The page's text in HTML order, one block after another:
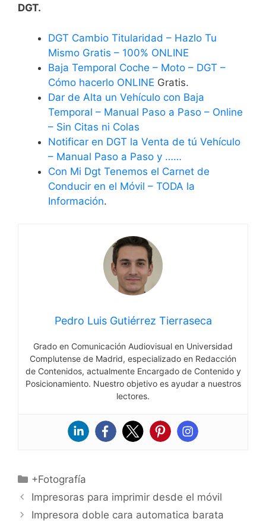
DGT.
DGT Cambio Titularidad – Hazlo Tu
Mismo Gratis – 100% ONLINE
Baja Temporal Coche – Moto – DGT –
Cómo hacerlo ONLINE Gratis.
Dar de Alta un Vehículo con Baja
Temporal – Manual Paso a Paso – Online
– Sin Citas ni Colas
Notificar en DGT la Venta de tú Vehículo
– Manual Paso a Paso y ……
Con Mi Dgt Tenemos el Carnet de
Conducir en el Móvil – TODA la
Información.
Pedro Luis Gutiérrez Tierraseca
Grado en Comunicación Audiovisual en Universidad
Complutense de Madrid, especializado en Redacción
de Contenidos, actualmente Encargado de Contenido y
Posicionamiento. Nuestro objetivo es ayudar a nuestros
lectores.
Categorías
+Fotografía
Impresoras para imprimir desde el móvil
Impresora doble cara automatica barata